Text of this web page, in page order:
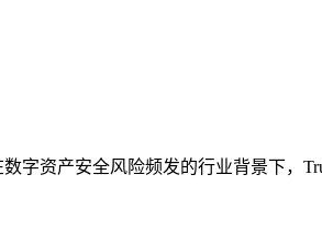
字资产安全风险频发的行业背景下，